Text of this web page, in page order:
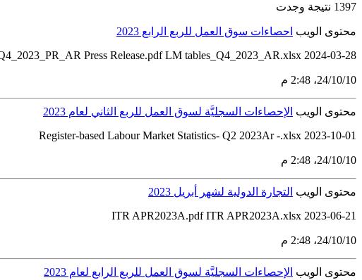
1397 نتيجة وجدت
محتوى الويب احصاءات سوق العمل للربع الرابع 2023
Press Release.pdf LM tables_Q4_2023_AR.xlsx 2024-03-28
10‏/10‏/24، 2:48 م
محتوى الويب الإحصاءات السجليَّة لسوق العمل للربع الثاني لعام 2023
Register-based Labour Market Statistics- Q2 2023Ar -.xlsx 2023-10-01
10‏/10‏/24، 2:48 م
محتوى الويب التجارة الدولية لشهر أبريل 2023
ITR APR2023A.pdf ITR APR2023A.xlsx 2023-06-21
10‏/10‏/24، 2:48 م
محتوى الويب الإحصاءات السجليَّة لسوق العمل للربع الرابع لعام 2023